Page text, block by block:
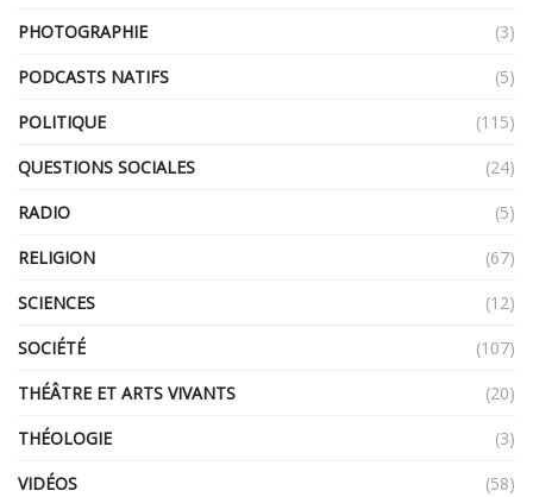
PHOTOGRAPHIE
(3)
PODCASTS NATIFS
(5)
POLITIQUE
(115)
QUESTIONS SOCIALES
(24)
RADIO
(5)
RELIGION
(67)
SCIENCES
(12)
SOCIÉTÉ
(107)
THÉÂTRE ET ARTS VIVANTS
(20)
THÉOLOGIE
(3)
VIDÉOS
(58)